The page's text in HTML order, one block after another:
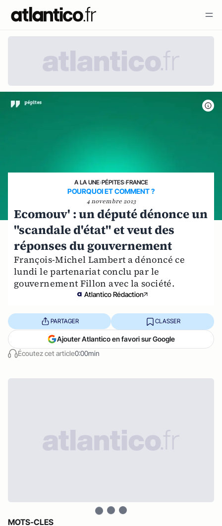
A LA UNE›PÉPITES›FRANCE
POURQUOI ET COMMENT ?
4 novembre 2013
Ecomouv' : un député dénonce un
"scandale d'état" et veut des
réponses du gouvernement
François-Michel Lambert a dénoncé ce
lundi le partenariat conclu par le
gouvernement Fillon avec la société.
Atlantico Rédaction
Écoutez cet article0:00min
PARTAGER CLASSER
Ajouter Atlantico en favori sur Google
MOTS-CLES